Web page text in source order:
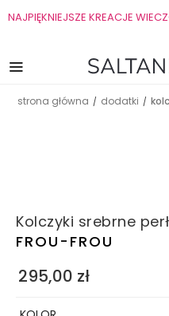
NAJPIĘKNIEJSZE KREACJE
strona główna / dodatki /
Kolczyki srebrne
FROU-FROU
295,00 zł